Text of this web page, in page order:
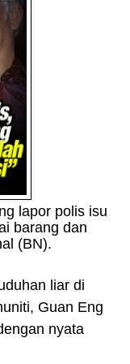
lapor polis isu
barang dan
(BN).
liar di
Guan Eng
nyata